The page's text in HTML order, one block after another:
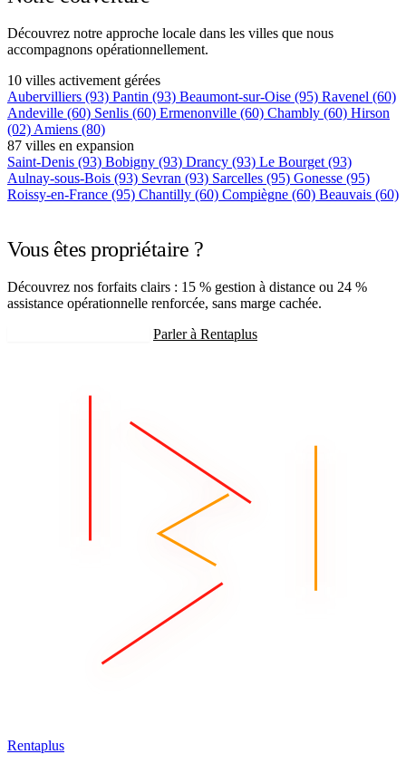
Découvrez notre approche locale dans les villes que nous
accompagnons opérationnellement.
10 villes activement gérées
Aubervilliers (93) Pantin (93) Beaumont-sur-Oise (95) Ravenel (60)
Andeville (60) Senlis (60) Ermenonville (60) Chambly (60) Hirson
(02) Amiens (80)
87 villes en expansion
Saint-Denis (93) Bobigny (93) Drancy (93) Le Bourget (93)
Aulnay-sous-Bois (93) Sevran (93) Sarcelles (95) Gonesse (95)
Roissy-en-France (95) Chantilly (60) Compiègne (60) Beauvais (60)
Vous êtes propriétaire ?
Découvrez nos forfaits clairs : 15 % gestion à distance ou 24 %
assistance opérationnelle renforcée, sans marge cachée.
Parler à Rentaplus
Rentaplus